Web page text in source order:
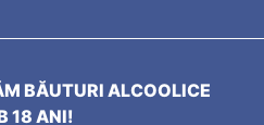
BĂUTURI ALCOOLICE
18 ANI!